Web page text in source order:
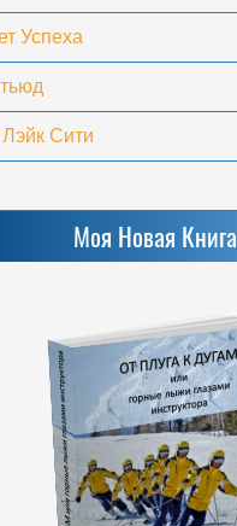
Успеха
Сити
Моя Новая Книга